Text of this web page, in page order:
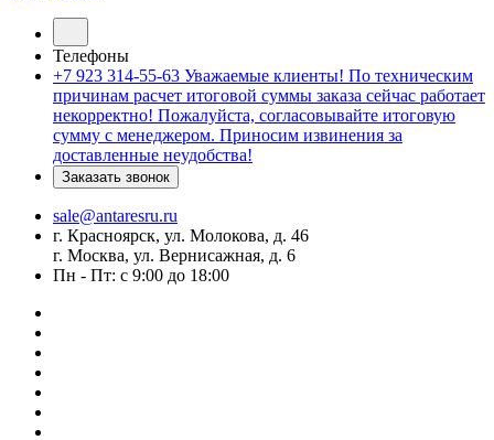
Телефоны
+7 923 314-55-63 Уважаемые клиенты! По техническим
причинам расчет итоговой суммы заказа сейчас работает
некорректно! Пожалуйста, согласовывайте итоговую
сумму с менеджером. Приносим извинения за
доставленные неудобства!
Заказать звонок
sale@antaresru.ru
г. Красноярск, ул. Молокова, д. 46
г. Москва, ул. Вернисажная, д. 6
Пн - Пт: с 9:00 до 18:00